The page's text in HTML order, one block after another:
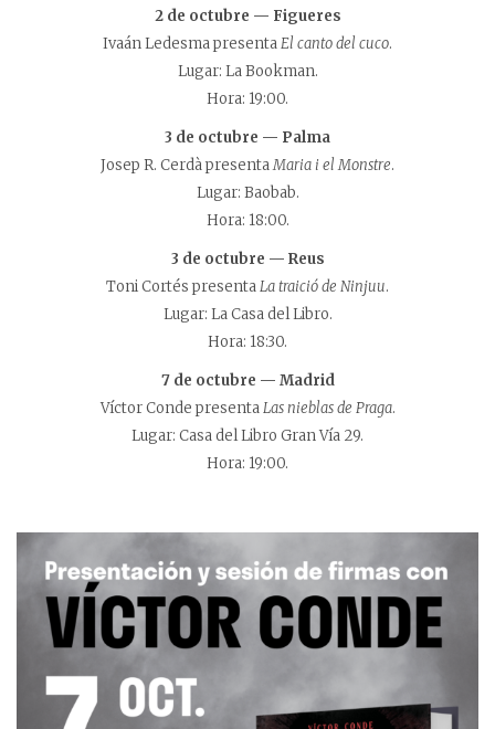
2 de octubre — Figueres
Ivaán Ledesma presentaEl canto del cuco.
Lugar: La Bookman.
Hora: 19:00.
3 de octubre — Palma
Josep R. Cerdà presentaMaria i el Monstre.
Lugar: Baobab.
Hora: 18:00.
3 de octubre — Reus
Toni Cortés presentaLa traició de Ninjuu.
Lugar: La Casa del Libro.
Hora: 18:30.
7 de octubre — Madrid
Víctor Conde presentaLas nieblas de Praga.
Lugar: Casa del Libro Gran Vía 29.
Hora: 19:00.